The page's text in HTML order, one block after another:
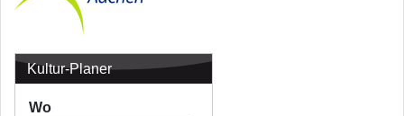
Kultur-Planer
Wo